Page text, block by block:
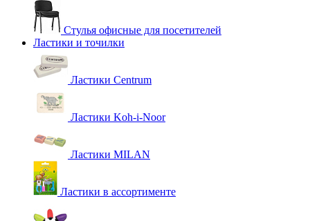
Стулья офисные для посетителей
Ластики и точилки
Ластики Centrum
Ластики Koh-i-Noor
Ластики MILAN
Ластики в ассортименте